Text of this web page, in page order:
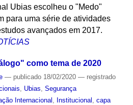
Ubias escolheu o "Medo"
para uma série de atividades
avançados em 2017.
como tema de 2020
— publicado18/02/2020 — registrado
, Ubias, Segurança
Internacional , Institucional , capa